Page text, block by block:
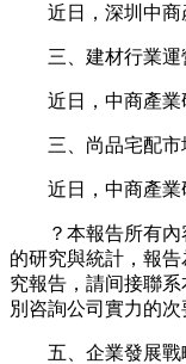
近日，深圳中商產
三、建材行業運營
近日，中商產業研
三、尚品宅配市場
近日，中商產業
？本報告所有內容
的研究與統計，報
究報告，請间接聯
別咨詢公司實力的次
五、企業發展戰略